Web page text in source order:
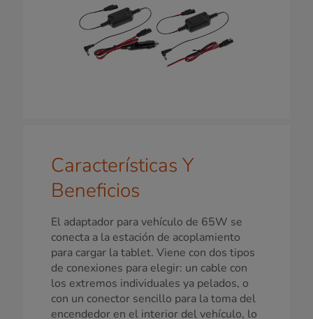
Características Y
Beneficios
El adaptador para vehículo de 65W se
conecta a la estación de acoplamiento
para cargar la tablet. Viene con dos tipos
de conexiones para elegir: un cable con
los extremos individuales ya pelados, o
con un conector sencillo para la toma del
encendedor en el interior del vehículo, lo